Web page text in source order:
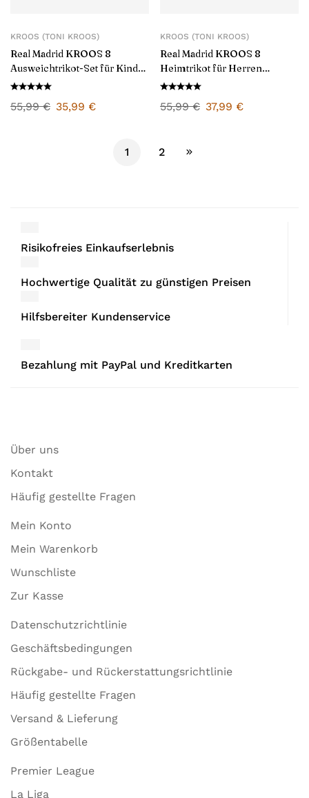
KROOS (TONI KROOS)
Real Madrid KROOS 8
Ausweichtrikot-Set für Kinder
2024/25
55,99€ 35,99 €
KROOS (TONI KROOS)
Real Madrid KROOS 8
Heimtrikot für Herren
2024/25
55,99€ 37,99 €
1 2
Risikofreies Einkaufserlebnis
Hochwertige Qualität zu günstigen Preisen
Hilfsbereiter Kundenservice
Bezahlung mit PayPal und Kreditkarten
Über uns
Kontakt
Häufig gestellte Fragen
Mein Konto
Mein Warenkorb
Wunschliste
Zur Kasse
Datenschutzrichtlinie
Geschäftsbedingungen
Rückgabe- und Rückerstattungsrichtlinie
Häufig gestellte Fragen
Versand & Lieferung
Größentabelle
Premier League
La Liga